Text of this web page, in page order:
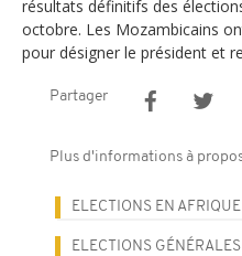
résultats définitifs des
octobre. Les Mozambicains
pour désigner le président et
Partager
Plus d'informations à
ELECTIONS EN AFRIQUE
ELECTIONS GÉNÉRALES